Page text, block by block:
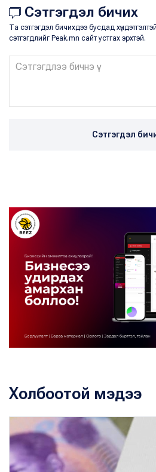
Сэтгэгдэл бичих
Та сэтгэгдэл бичихдээ бусдад
сэтгэгдлийг Peak.mn сайт устгах эрхтэй.
Сэтгэгдэл
Холбоотой мэдээ